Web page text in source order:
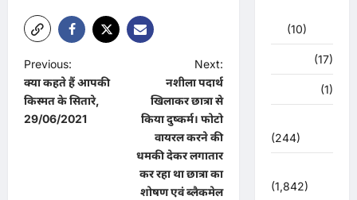
P
o
s
Previous:
क्या कहते हैं आपकी
किस्मत के सितारे,
29/06/2021
Next:
नशीला पदार्थ
खिलाकर छात्रा से
किया दुष्कर्म। फोटो
वायरल करने की
धमकी देकर लगातार
कर रहा था छात्रा का
शोषण एवं ब्लैकमेल
(10)
(17)
(1)
(244)
(1,842)